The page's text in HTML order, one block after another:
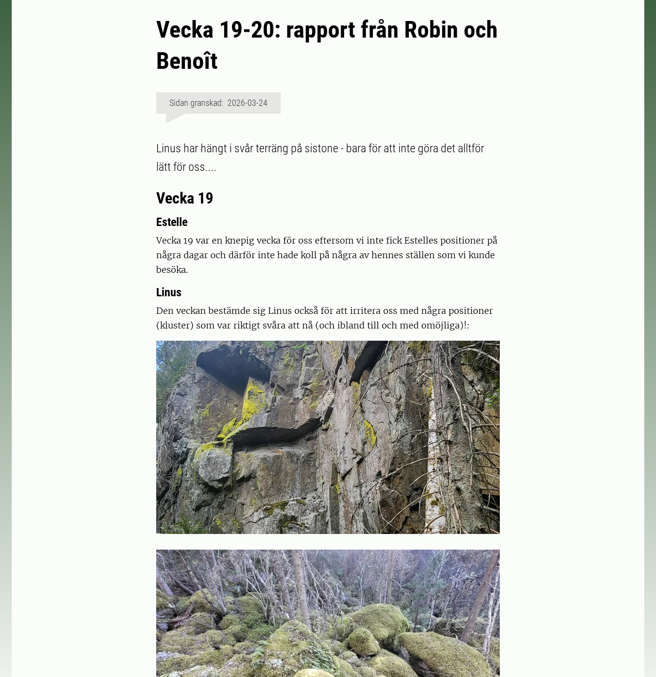
Vecka 19-20: rapport från Robin och
Benoît
Sidan granskad: 2026-03-24
Linus har hängt i svår terräng på sistone - bara för att inte göra det alltför
lätt för oss....
Vecka 19
Estelle
Vecka 19 var en knepig vecka för oss eftersom vi inte fick Estelles positioner på
några dagar och därför inte hade koll på några av hennes ställen som vi kunde
besöka.
Linus
Den veckan bestämde sig Linus också för att irritera oss med några positioner
(kluster) som var riktigt svåra att nå (och ibland till och med omöjliga)!: